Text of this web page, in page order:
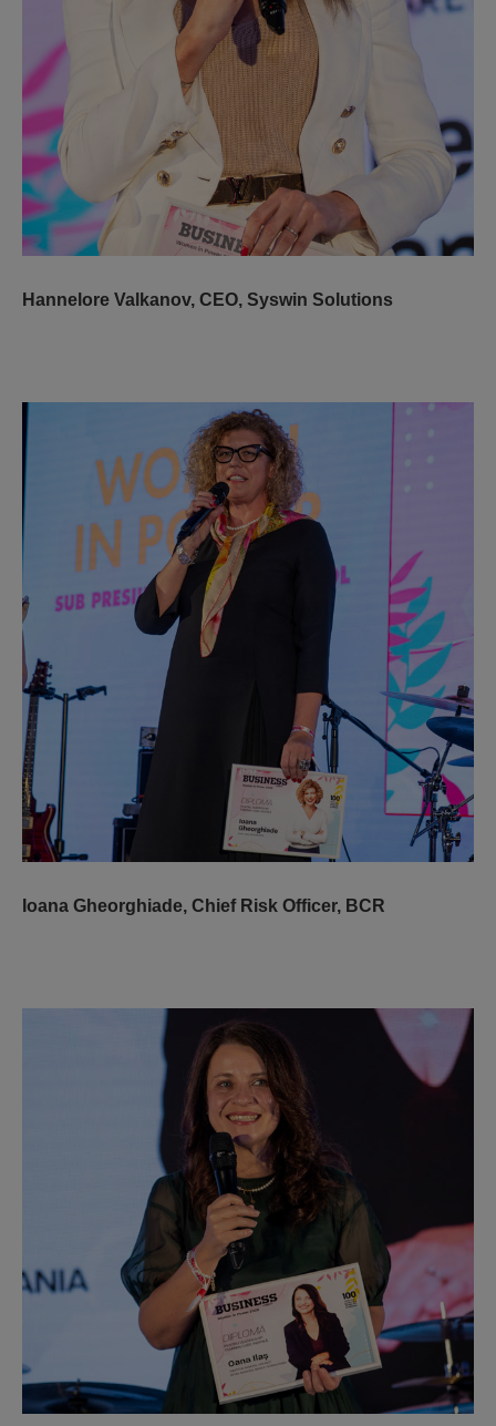
Hannelore Valkanov, CEO, Syswin Solutions
Ioana Gheorghiade, Chief Risk Officer, BCR